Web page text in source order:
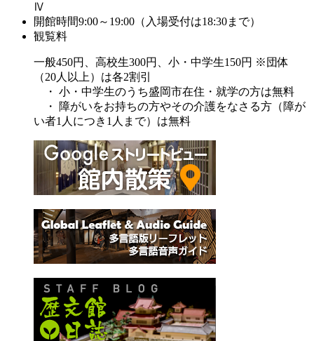
Ⅳ
開館時間9:00～19:00（入場受付は18:30まで）
観覧料
一般450円、高校生300円、小・中学生150円 ※団体
（20人以上）は各2割引
・ 小・中学生のうち盛岡市在住・就学の方は無料
・ 障がいをお持ちの方やその介護をなさる方（障が
い者1人につき1人まで）は無料